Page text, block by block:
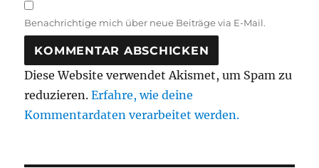
Benachrichtige mich über neue Beiträge via E-Mail.
Diese Website verwendet Akismet, um Spam zu
reduzieren.Erfahre, wie deine
Kommentardaten verarbeitet werden.